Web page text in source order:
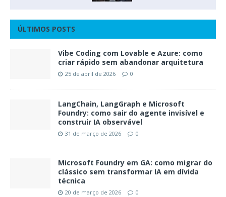
ÚLTIMOS POSTS
Vibe Coding com Lovable e Azure: como
criar rápido sem abandonar arquitetura
25 de abril de 2026 0
LangChain, LangGraph e Microsoft
Foundry: como sair do agente invisível e
construir IA observável
31 de março de 2026 0
Microsoft Foundry em GA: como migrar do
clássico sem transformar IA em dívida
técnica
20 de março de 2026 0